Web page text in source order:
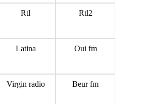
Rtl Rtl2
Latina Oui fm
Virgin radio Beur fm